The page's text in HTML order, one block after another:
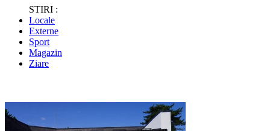
STIRI :
Locale
Externe
Sport
Magazin
Ziare